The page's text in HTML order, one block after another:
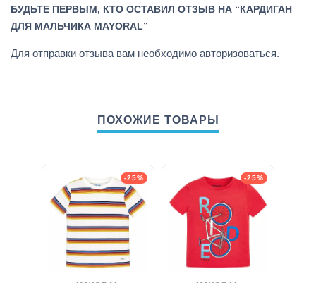
БУДЬТЕ ПЕРВЫМ, КТО ОСТАВИЛ ОТЗЫВ НА “КАРДИГАН
ДЛЯ МАЛЬЧИКА MAYORAL”
Для отправки отзыва вам необходимо авторизоваться.
ПОХОЖИЕ ТОВАРЫ
-25% -25%